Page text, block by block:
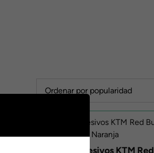
Kit Adhesivos KTM Red